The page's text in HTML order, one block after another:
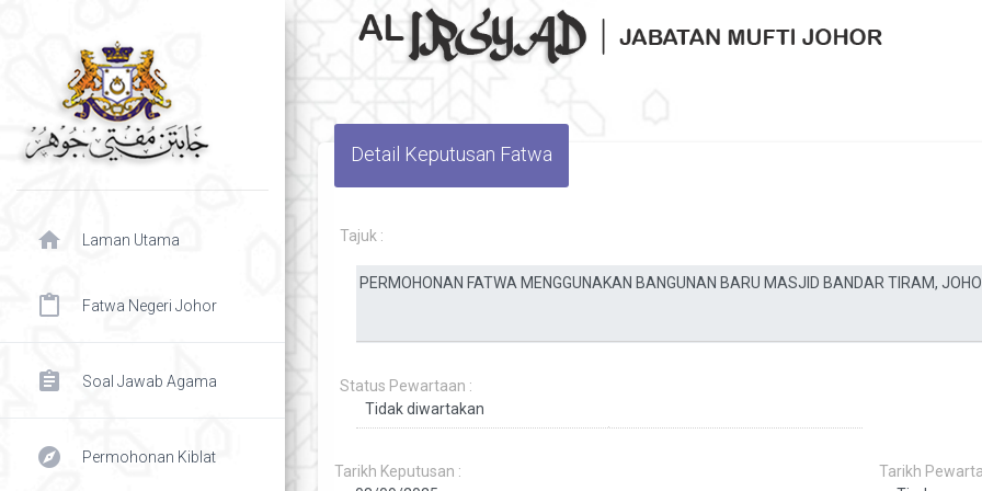
home Laman Utama
content_paste Fatwa Negeri Johor
assignment Soal Jawab Agama
explore Permohonan Kiblat
Detail Keputusan Fatwa
Tajuk :
Status Pewartaan :
Tarikh Keputusan : Tarikh